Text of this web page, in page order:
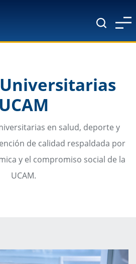
UCAM
en salud, deporte y
de calidad respaldada por
y el compromiso social de la
UCAM.